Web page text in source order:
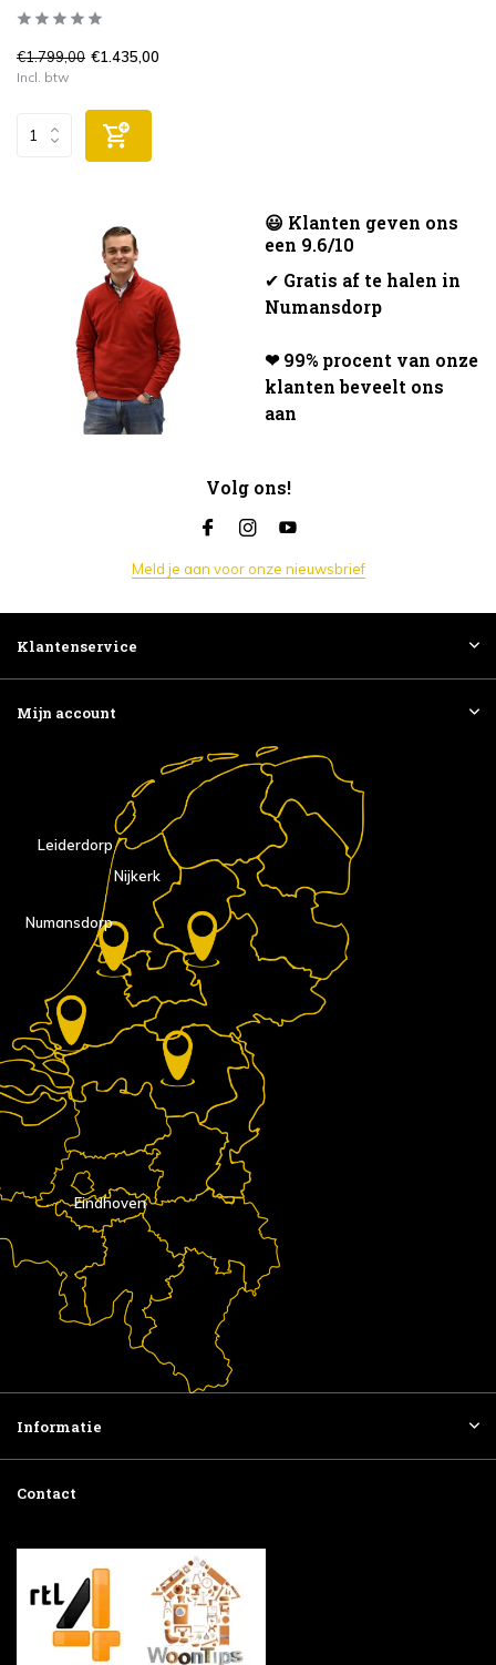
€1.799,00 €1.435,00
Incl. btw
😃 Klanten geven ons
een 9.6/10
✔ Gratis af te halen in
Numansdorp
❤ 99% procent van onze
klanten beveelt ons
aan
Volg ons!
Meld je aan voor onze nieuwsbrief
Klantenservice
Mijn account
Eindhoven
Nijkerk
Numansdorp
Leiderdorp
Informatie
Contact